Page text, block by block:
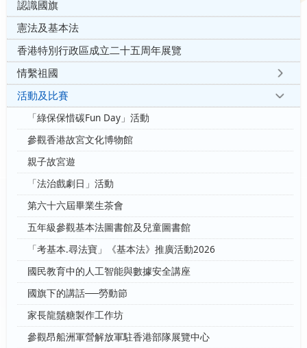
認識國旗
憲法及基本法
香港特別行政區成立二十五周年展覽
情繫祖國
活動及比賽
「綠保保惜碳Fun Day」活動
參觀香港故宮文化博物館
親子故宮遊
「法治戲劇日」活動
第六十六屆畢業生茶會
五年級參觀基本法圖書館及兒童圖書館
「考基本.尋法寶」《基本法》推廣活動2026
國民教育中的人工智能與數據安全講座
國旗下的講話──勞動節
家長龍鬚糖製作工作坊
參觀昂船洲軍營解放軍駐香港部隊展覽中心